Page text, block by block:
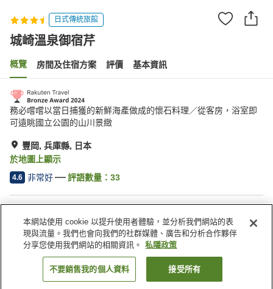
日式傳統旅館
城崎溫泉御宿芹
概覽 房間及住宿方案 評價 基本資訊
務必嚐嚐以當日捕獲的新鮮海產做成的懷石料理／從客房，浴室即
可遠眺國立公園的山川景緻
豐岡, 兵庫縣, 日本
於地圖上顯示
4.6 非常好 評語數量： 33
停車場
水療/美容院
咖啡廳
自動販賣機
日本 兵庫縣 豐岡 城崎溫泉御宿芹
找客房
本網站使用 cookie 以提升使用者體驗，並分析我們網站的表
現與流量。我們也會向我們的社群媒體、廣告和分析合作夥伴
分享您使用我們網站的相關資訊。
私隱政策
不要銷售我的個人資料 接受所有